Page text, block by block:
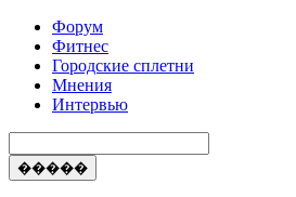
Форум
Фитнес
Городские сплетни
Мнения
Интервью
�����